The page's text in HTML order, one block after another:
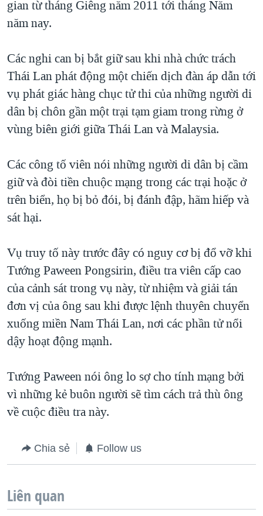
gian từ tháng Giêng năm 2011 tới tháng Năm
năm nay.
Các nghi can bị bắt giữ sau khi nhà chức trách
Thái Lan phát động một chiến dịch đàn áp dẫn tới
vụ phát giác hàng chục tử thi của những người di
dân bị chôn gần một trại tạm giam trong rừng ở
vùng biên giới giữa Thái Lan và Malaysia.
Các công tố viên nói những người di dân bị cầm
giữ và đòi tiền chuộc mạng trong các trại hoặc ở
trên biển, họ bị bỏ đói, bị đánh đập, hãm hiếp và
sát hại.
Vụ truy tố này trước đây có nguy cơ bị đổ vỡ khi
Tướng Paween Pongsirin, điều tra viên cấp cao
của cảnh sát trong vụ này, từ nhiệm và giải tán
đơn vị của ông sau khi được lệnh thuyên chuyển
xuống miền Nam Thái Lan, nơi các phần tử nổi
dậy hoạt động mạnh.
Tướng Paween nói ông lo sợ cho tính mạng bởi
vì những kẻ buôn người sẽ tìm cách trả thù ông
về cuộc điều tra này.
Chia sẻ Follow us
Liên quan